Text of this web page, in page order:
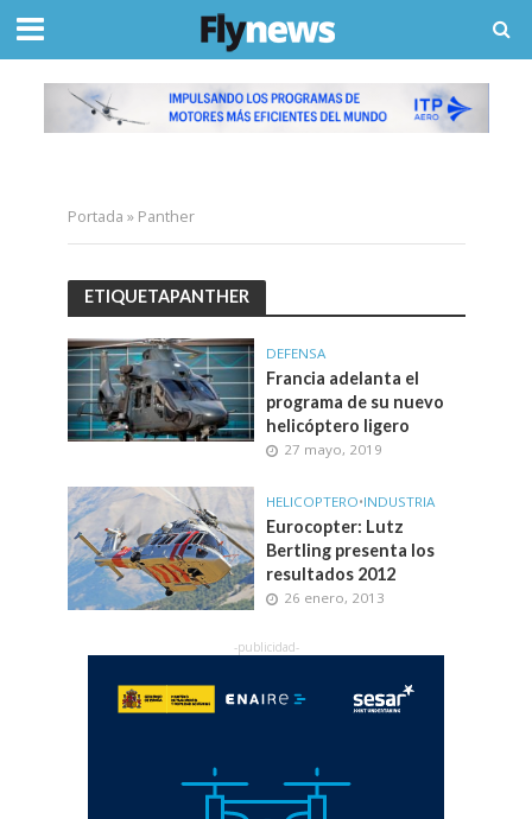
Portada » Panther
ETIQUETAPANTHER
DEFENSA
Francia adelanta el
programa de su nuevo
helicóptero ligero
27 mayo, 2019
HELICOPTERO•INDUSTRIA
Eurocopter: Lutz
Bertling presenta los
resultados 2012
26 enero, 2013